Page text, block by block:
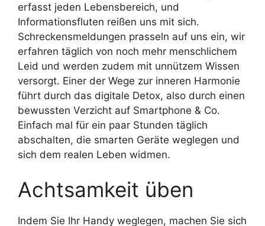
erfasst jeden Lebensbereich, und
Informationsfluten reißen uns mit sich.
Schreckensmeldungen prasseln auf uns ein, wir
erfahren täglich von noch mehr menschlichem
Leid und werden zudem mit unnützem Wissen
versorgt. Einer der Wege zur inneren Harmonie
führt durch das digitale Detox, also durch einen
bewussten Verzicht auf Smartphone & Co.
Einfach mal für ein paar Stunden täglich
abschalten, die smarten Geräte weglegen und
sich dem realen Leben widmen.
Achtsamkeit üben
Indem Sie Ihr Handy weglegen, machen Sie sich